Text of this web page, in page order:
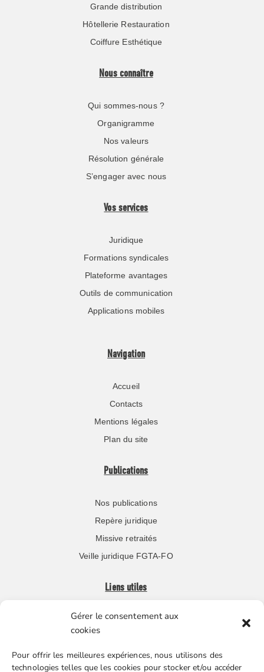
Gérer le consentement aux
cookies
Pour offrir les meilleures expériences, nous utilisons des
technologies telles que les cookies pour stocker et/ou accéder
Grande distribution
Hôtellerie Restauration
Coiffure Esthétique
Nous connaître
Qui sommes-nous ?
Organigramme
Nos valeurs
Résolution générale
S’engager avec nous
Vos services
Juridique
Formations syndicales
Plateforme avantages
Outils de communication
Applications mobiles
Navigation
Accueil
Contacts
Mentions légales
Plan du site
Publications
Nos publications
Repère juridique
Missive retraités
Veille juridique FGTA-FO
Liens utiles
Boutique en ligne
Nos partenaires